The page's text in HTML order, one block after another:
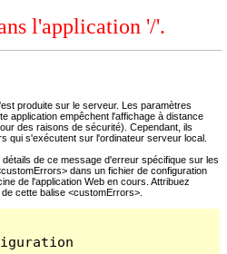
l'application '/'.
produite sur le serveur. Les paramètres
application empêchent l'affichage à distance
des raisons de sécurité). Cependant, ils
qui s'exécutent sur l'ordinateur serveur local.
de ce message d'erreur spécifique sur les
dans un fichier de configuration
de l'application Web en cours. Attribuez
cette balise <customErrors>.